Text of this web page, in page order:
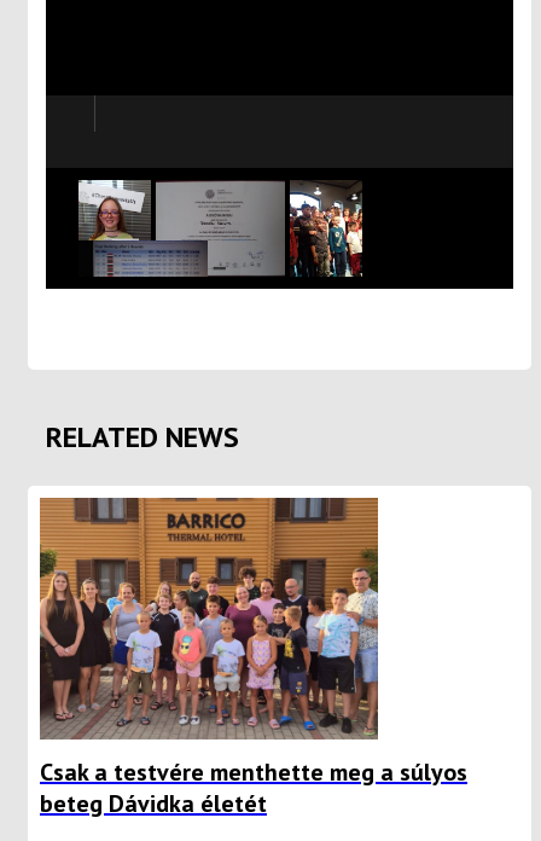
RELATED NEWS
Csak a testvére menthette meg a súlyos
beteg Dávidka életét